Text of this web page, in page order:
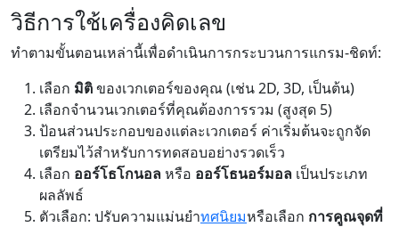
วิธีการใช้เครื่องคิดเลข
ทำตามขั้นตอนเหล่านี้เพื่อดำเนินการกระบวนการแกรม-ชิดท์:
เลือก มิติของเวกเตอร์ของคุณ (เช่น 2D, 3D, เป็นต้น)
เลือกจำนวนเวกเตอร์ที่คุณต้องการรวม (สูงสุด 5)
ป้อนส่วนประกอบของแต่ละเวกเตอร์ ค่าเริ่มต้นจะถูกจัด
เตรียมไว้สำหรับการทดสอบอย่างรวดเร็ว
เลือก ออร์โธโกนอลหรือ ออร์โธนอร์มอล เป็นประเภท
ผลลัพธ์
ตัวเลือก: ปรับความแม่นยำทศนิยมหรือเลือก การคูณจุดที่